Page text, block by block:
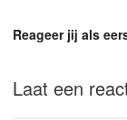
Reageer jij als
Laat een